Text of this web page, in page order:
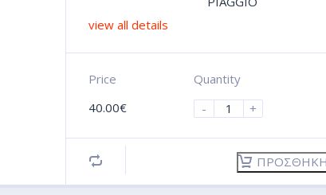
view all details
Price
40.00€
Quantity
-
+
ΠΡΟΣΘΉΚΗ